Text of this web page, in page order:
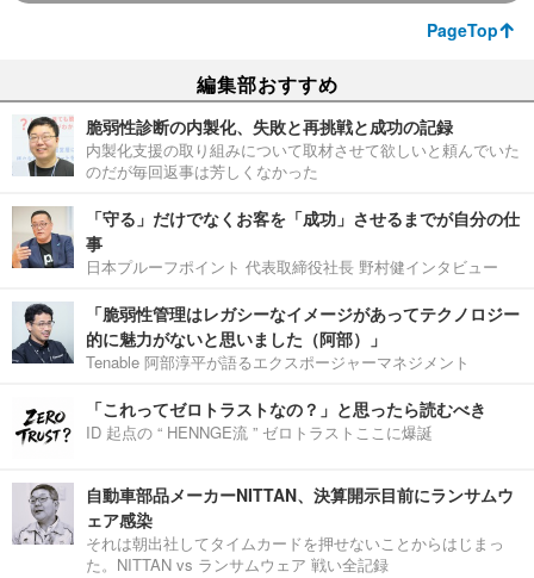
PageTop
編集部おすすめ
脆弱性診断の内製化、失敗と再挑戦と成功の記録
内製化支援の取り組みについて取材させて欲しいと頼んでいた
のだが毎回返事は芳しくなかった
「守る」だけでなくお客を「成功」させるまでが自分の仕
事
日本プルーフポイント 代表取締役社長 野村健インタビュー
「脆弱性管理はレガシーなイメージがあってテクノロジー
的に魅力がないと思いました（阿部）」
Tenable 阿部淳平が語るエクスポージャーマネジメント
「これってゼロトラストなの？」と思ったら読むべき
ID 起点の “ HENNGE流 ” ゼロトラストここに爆誕
自動車部品メーカーNITTAN、決算開示目前にランサムウ
ェア感染
それは朝出社してタイムカードを押せないことからはじまっ
た。NITTAN vs ランサムウェア 戦い全記録